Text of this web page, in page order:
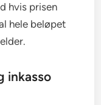
hvis prisen
hele beløpet
inkasso